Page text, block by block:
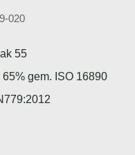
020
55
65% gem. ISO 16890